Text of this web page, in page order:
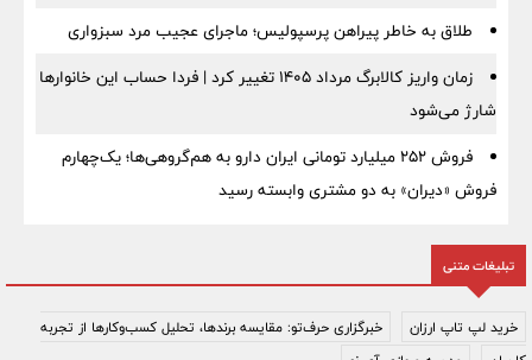
طلاق به خاطر پیراهن پرسپولیس؛ ماجرای عجیب مرد سبزواری
زمان واریز کالابرگ مرداد ۱۴۰۵ تغییر کرد | فردا حساب این خانوارها
شارژ می‌شود
فروش ۲۵۲ میلیارد تومانی ایران دارو به هم‌گروهی‌ها؛ یک‌چهارم
فروش «دیران» به دو مشتری وابسته رسید
تبلیغات متنی
خرید لپ تاپ ارزان
خبرگزاری حرف‌تو: مقایسه برندها، تحلیل کسب‌وکارها از تجربه